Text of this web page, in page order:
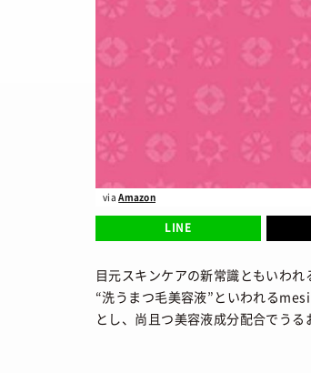
viaAmazon
LINE
目元スキンケアの新常識ともいわれ
“洗うまつ毛美容液”といわれる
とし、尚且つ美容液成分配合でうる